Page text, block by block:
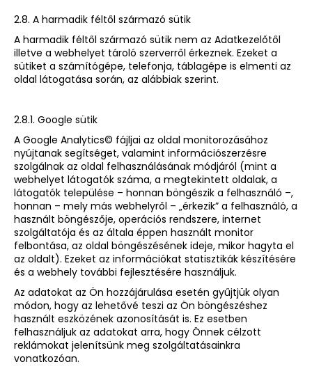
2.8. A harmadik féltől származó sütik
A harmadik féltől származó sütik nem az Adatkezelőtől
illetve a webhelyet tároló szerverről érkeznek. Ezeket a
sütiket a számítógépe, telefonja, táblagépe is elmenti az
oldal látogatása során, az alábbiak szerint.
2.8.1. Google sütik
A Google Analytics© fájljai az oldal monitorozásához
nyújtanak segítséget, valamint információszerzésre
szolgálnak az oldal felhasználásának módjáról (mint a
webhelyet látogatók száma, a megtekintett oldalak, a
látogatók települése – honnan böngészik a felhasználó –,
honnan – mely más webhelyről – „érkezik” a felhasználó, a
használt böngészője, operációs rendszere, internet
szolgáltatója és az általa éppen használt monitor
felbontása, az oldal böngészésének ideje, mikor hagyta el
az oldalt). Ezeket az információkat statisztikák készítésére
és a webhely további fejlesztésére használjuk.
Az adatokat az Ön hozzájárulása esetén gyűjtjük olyan
módon, hogy az lehetővé teszi az Ön böngészéshez
használt eszközének azonosítását is. Ez esetben
felhasználjuk az adatokat arra, hogy Önnek célzott
reklámokat jelenítsünk meg szolgáltatásainkra
vonatkozóan.